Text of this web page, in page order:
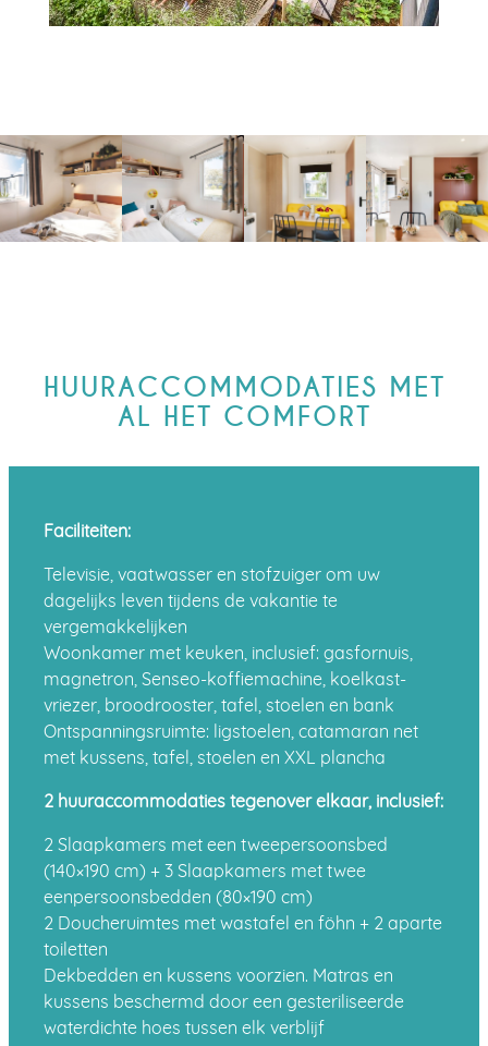
HUURACCOMMODATIES MET
AL HET COMFORT
Faciliteiten:
Televisie, vaatwasser en stofzuiger om uw
dagelijks leven tijdens de vakantie te
vergemakkelijken
Woonkamer met keuken, inclusief: gasfornuis,
magnetron, Senseo-koffiemachine, koelkast-
vriezer, broodrooster, tafel, stoelen en bank
Ontspanningsruimte: ligstoelen, catamaran net
met kussens, tafel, stoelen en XXL plancha
2 huuraccommodaties tegenover elkaar, inclusief:
2 Slaapkamers met een tweepersoonsbed
(140×190 cm) + 3 Slaapkamers met twee
eenpersoonsbedden (80×190 cm)
2 Doucheruimtes met wastafel en föhn + 2 aparte
toiletten
Dekbedden en kussens voorzien. Matras en
kussens beschermd door een gesteriliseerde
waterdichte hoes tussen elk verblijf